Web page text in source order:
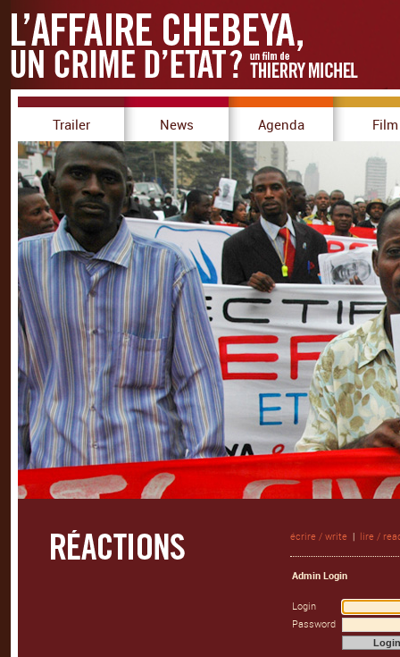
Trailer News Agenda Film
écrire / write | lire /
Admin Login
Login
Password